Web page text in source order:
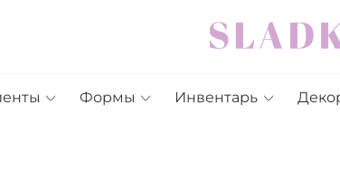
Формы Инвентарь